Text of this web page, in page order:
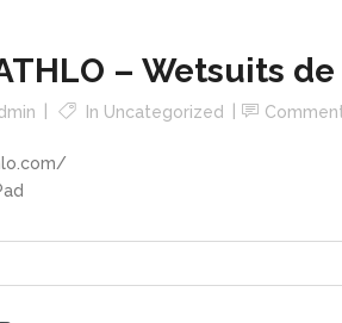
– Wetsuits
In Uncategorized